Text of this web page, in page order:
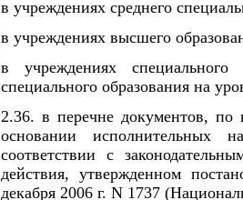
в учреждениях среднего
в учреждениях высшего
в учреждениях специального
специального образования на
2.36. в перечне документов, по
основании исполнительных
соответствии с
действия, утвержденном
декабря 2006 г. N 1737